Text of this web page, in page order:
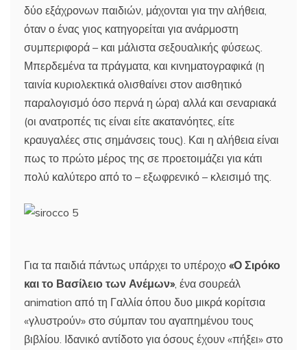
δύο εξάχρονων παιδιών, μάχονται για την αλήθεια,
όταν ο ένας γιος κατηγορείται για ανάρμοστη
συμπεριφορά – και μάλιστα σεξουαλικής φύσεως.
Μπερδεμένα τα πράγματα, και κινηματογραφικά (η
ταινία κυριολεκτικά ολισθαίνει στον αισθητικό
παραλογισμό όσο περνά η ώρα) αλλά και σεναριακά
(οι ανατροπές τις είναι είτε ακατανόητες, είτε
κραυγαλέες στις σημάνσεις τους). Και η αλήθεια είναι
πως το πρώτο μέρος της σε προετοιμάζει για κάτι
πολύ καλύτερο από το – εξωφρενικό – κλεισιμό της.
Για τα παιδιά πάντως υπάρχει το υπέροχο «Ο Σιρόκο
και το Βασίλειο των Ανέμων», ένα σουρεάλ
animation από τη Γαλλία όπου δυο μικρά κορίτσια
«γλυστρούν» στο σύμπαν του αγαπημένου τους
βιβλίου. Ιδανικό αντίδοτο για όσους έχουν «πήξει» στο